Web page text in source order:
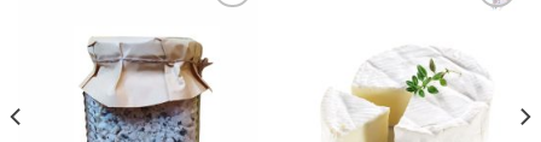
նախընտրած